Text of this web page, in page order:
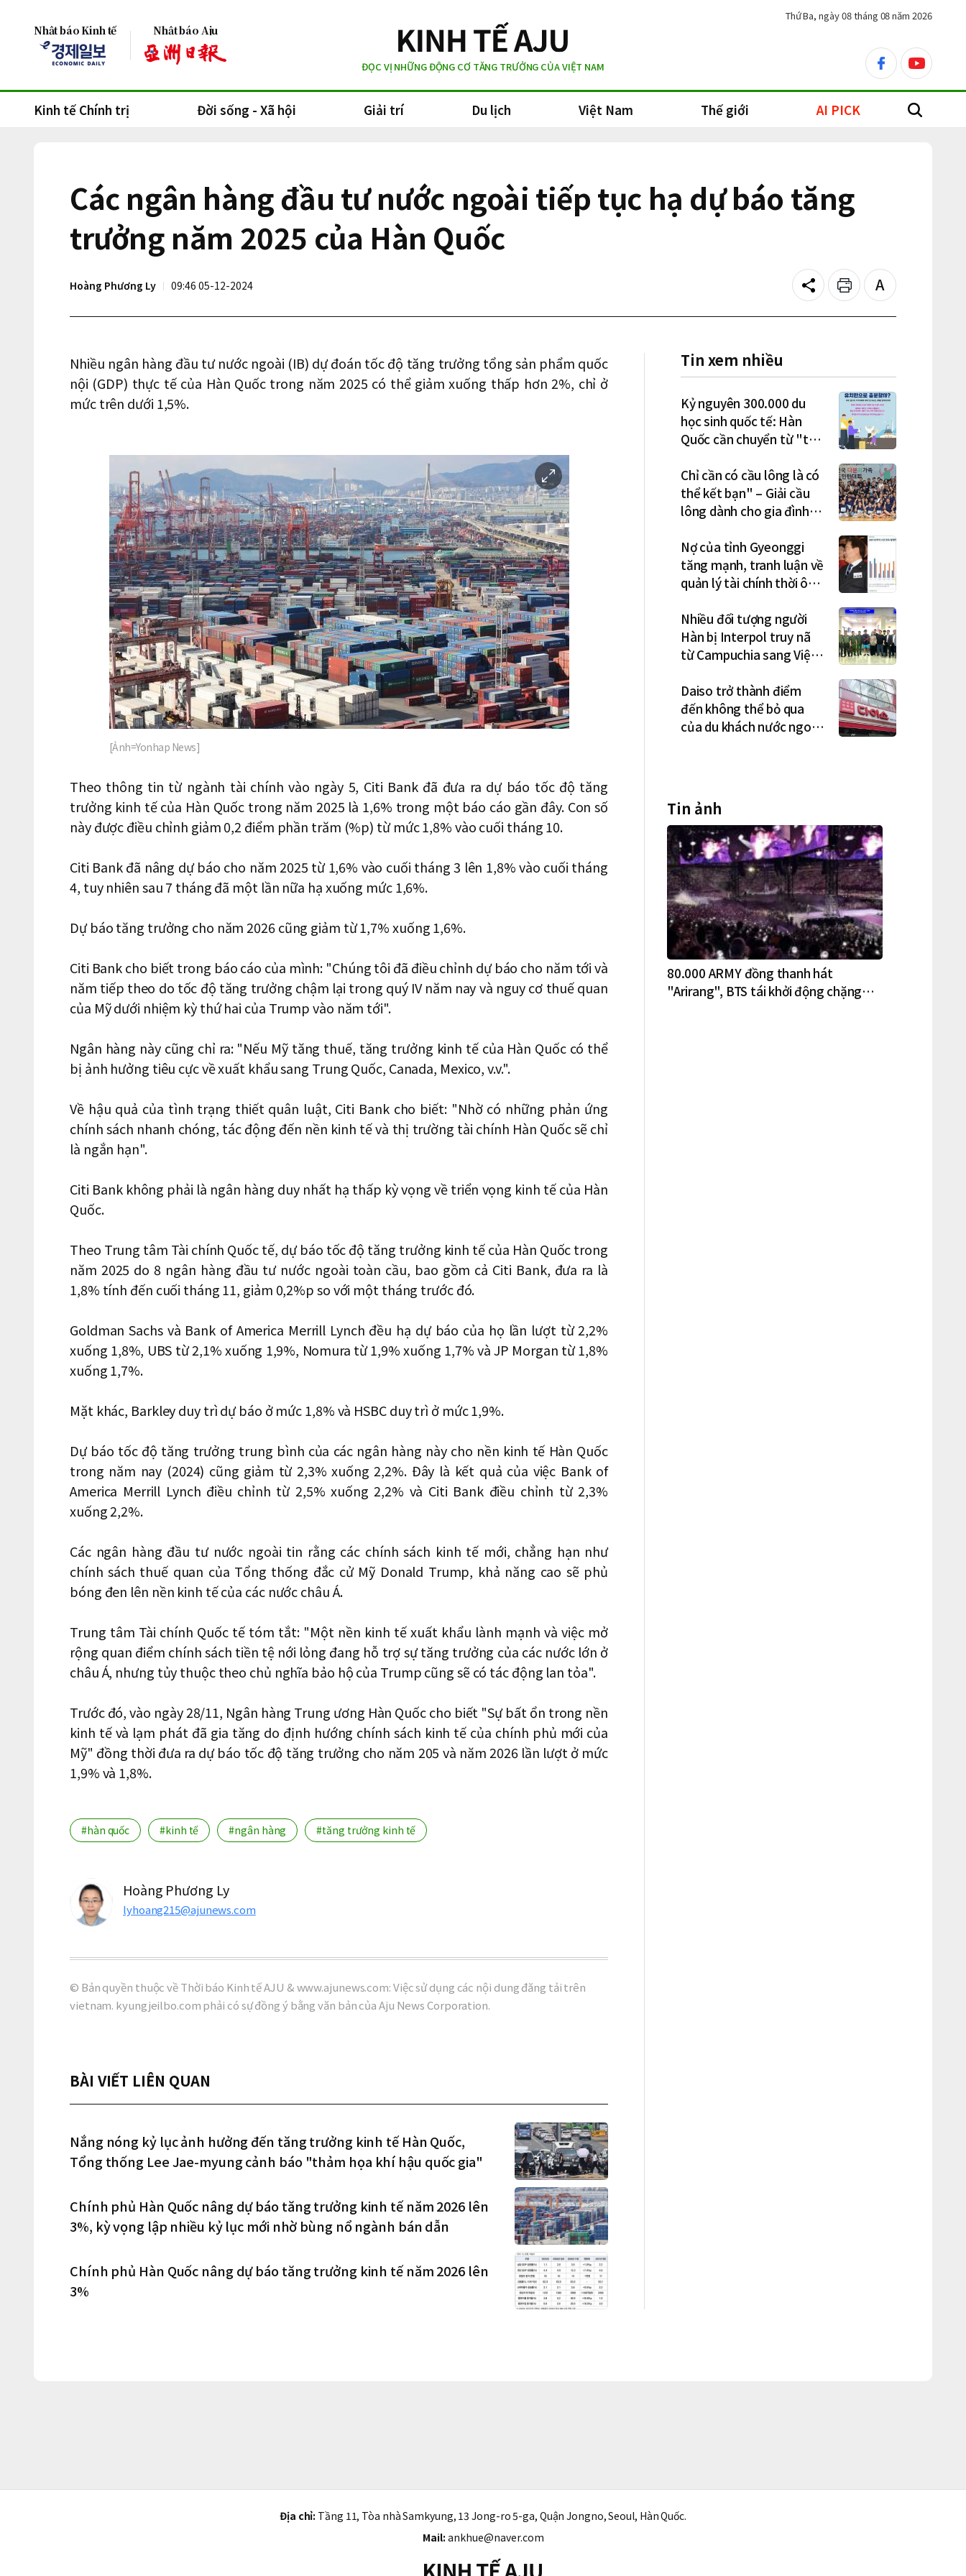
Nhật báo Kinh tế Nhật báo Aju
ĐỌC VỊ NHỮNG ĐỘNG CƠ TĂNG TRƯỞNG CỦA VIỆT NAM
facebookyoutube
Thứ Ba, ngày 08 tháng 08 năm 2026
Kinh tế Chính trị Đời sống - Xã hội Giải trí Du lịch Việt Nam Thế giới AI PICK search
Các ngân hàng đầu tư nước ngoài tiếp tục hạ dự báo tăng
trưởng năm 2025 của Hàn Quốc
Hoàng Phương Ly 09:46 05-12-2024 Share Print
Text
size
Nhiều ngân hàng đầu tư nước ngoài (IB) dự đoán tốc độ tăng trưởng tổng sản phẩm quốc
nội (GDP) thực tế của Hàn Quốc trong năm 2025 có thể giảm xuống thấp hơn 2%, chỉ ở
mức trên dưới 1,5%.
이
미
지
확
대
[Ảnh=Yonhap News]
Theo thông tin từ ngành tài chính vào ngày 5, Citi Bank đã đưa ra dự báo tốc độ tăng
trưởng kinh tế của Hàn Quốc trong năm 2025 là 1,6% trong một báo cáo gần đây. Con số
này được điều chỉnh giảm 0,2 điểm phần trăm (%p) từ mức 1,8% vào cuối tháng 10.
Citi Bank đã nâng dự báo cho năm 2025 từ 1,6% vào cuối tháng 3 lên 1,8% vào cuối tháng
4, tuy nhiên sau 7 tháng đã một lần nữa hạ xuống mức 1,6%.
Dự báo tăng trưởng cho năm 2026 cũng giảm từ 1,7% xuống 1,6%.
Citi Bank cho biết trong báo cáo của mình: "Chúng tôi đã điều chỉnh dự báo cho năm tới và
năm tiếp theo do tốc độ tăng trưởng chậm lại trong quý IV năm nay và nguy cơ thuế quan
của Mỹ dưới nhiệm kỳ thứ hai của Trump vào năm tới".
Ngân hàng này cũng chỉ ra: "Nếu Mỹ tăng thuế, tăng trưởng kinh tế của Hàn Quốc có thể
bị ảnh hưởng tiêu cực về xuất khẩu sang Trung Quốc, Canada, Mexico, v.v.".
Về hậu quả của tình trạng thiết quân luật, Citi Bank cho biết: "Nhờ có những phản ứng
chính sách nhanh chóng, tác động đến nền kinh tế và thị trường tài chính Hàn Quốc sẽ chỉ
là ngắn hạn".
Citi Bank không phải là ngân hàng duy nhất hạ thấp kỳ vọng về triển vọng kinh tế của Hàn
Quốc.
Theo Trung tâm Tài chính Quốc tế, dự báo tốc độ tăng trưởng kinh tế của Hàn Quốc trong
năm 2025 do 8 ngân hàng đầu tư nước ngoài toàn cầu, bao gồm cả Citi Bank, đưa ra là
1,8% tính đến cuối tháng 11, giảm 0,2%p so với một tháng trước đó.
Goldman Sachs và Bank of America Merrill Lynch đều hạ dự báo của họ lần lượt từ 2,2%
xuống 1,8%, UBS từ 2,1% xuống 1,9%, Nomura từ 1,9% xuống 1,7% và JP Morgan từ 1,8%
xuống 1,7%.
Mặt khác, Barkley duy trì dự báo ở mức 1,8% và HSBC duy trì ở mức 1,9%.
Dự báo tốc độ tăng trưởng trung bình của các ngân hàng này cho nền kinh tế Hàn Quốc
trong năm nay (2024) cũng giảm từ 2,3% xuống 2,2%. Đây là kết quả của việc Bank of
America Merrill Lynch điều chỉnh từ 2,5% xuống 2,2% và Citi Bank điều chỉnh từ 2,3%
xuống 2,2%.
Các ngân hàng đầu tư nước ngoài tin rằng các chính sách kinh tế mới, chẳng hạn như
chính sách thuế quan của Tổng thống đắc cử Mỹ Donald Trump, khả năng cao sẽ phủ
bóng đen lên nền kinh tế của các nước châu Á.
Trung tâm Tài chính Quốc tế tóm tắt: "Một nền kinh tế xuất khẩu lành mạnh và việc mở
rộng quan điểm chính sách tiền tệ nới lỏng đang hỗ trợ sự tăng trưởng của các nước lớn ở
châu Á, nhưng tủy thuộc theo chủ nghĩa bảo hộ của Trump cũng sẽ có tác động lan tỏa".
Trước đó, vào ngày 28/11, Ngân hàng Trung ương Hàn Quốc cho biết "Sự bất ổn trong nền
kinh tế và lạm phát đã gia tăng do định hướng chính sách kinh tế của chính phủ mới của
Mỹ" đồng thời đưa ra dự báo tốc độ tăng trưởng cho năm 205 và năm 2026 lần lượt ở mức
1,9% và 1,8%.
#hàn quốc #kinh tế #ngân hàng #tăng trưởng kinh tế
Hoàng Phương Ly
lyhoang215@ajunews.com
© Bản quyền thuộc về Thời báo Kinh tế AJU & www.ajunews.com: Việc sử dụng các nội dung đăng tải trên
vietnam. kyungjeilbo.com phải có sự đồng ý bằng văn bản của Aju News Corporation.
BÀI VIẾT LIÊN QUAN
Nắng nóng kỷ lục ảnh hưởng đến tăng trưởng kinh tế Hàn Quốc,
Tổng thống Lee Jae-myung cảnh báo "thảm họa khí hậu quốc gia"
Chính phủ Hàn Quốc nâng dự báo tăng trưởng kinh tế năm 2026 lên
3%, kỳ vọng lập nhiều kỷ lục mới nhờ bùng nổ ngành bán dẫn
Chính phủ Hàn Quốc nâng dự báo tăng trưởng kinh tế năm 2026 lên
3%
Tin xem nhiều
Kỷ nguyên 300.000 du
học sinh quốc tế: Hàn
Quốc cần chuyển từ "thu
việc làm – định cư"
Chỉ cần có cầu lông là có
thể kết bạn" – Giải cầu
lông dành cho gia đình
Nợ của tỉnh Gyeonggi
tăng mạnh, tranh luận về
quản lý tài chính thời ông
Nhiều đối tượng người
Hàn bị Interpol truy nã
từ Campuchia sang Việt
Daiso trở thành điểm
đến không thể bỏ qua
của du khách nước ngoài
Tin ảnh
80.000 ARMY đồng thanh hát
"Arirang", BTS tái khởi động chặng
Địa chỉ: Tầng 11, Tòa nhà Samkyung, 13 Jong-ro 5-ga, Quận Jongno, Seoul, Hàn Quốc.
Mail: ankhue@naver.com